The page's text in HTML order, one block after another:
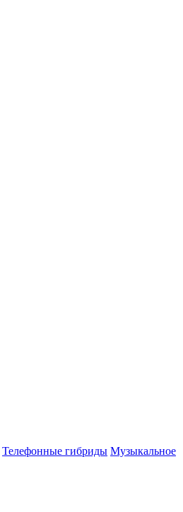
Телефонные гибриды Музыкальное